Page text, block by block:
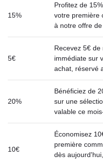
15%
Profitez de
votre première
à notre offre de
5€
Recevez 5€ de
immédiate sur
achat, réservé
20%
Bénéficiez de
sur une
valable ce
10€
Économisez
première
dès